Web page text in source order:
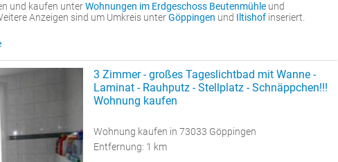
und kaufen unterWohnungen im Erdgeschoss Beutenmühle und
Anzeigen sind um Umkreis unterGöppingen und Iltishof inseriert.
3 Zimmer - großes Tageslichtbad mit Wanne -
Laminat - Rauhputz - Stellplatz - Schnäppchen!!!
Wohnung kaufen
Wohnung kaufen in 73033 Göppingen
Entfernung: 1 km